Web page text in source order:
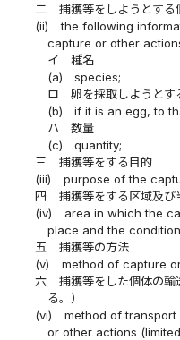
二
捕獲等をしようとす
(ii)
the following
capture or other
イ
種名
(a)
species;
ロ
卵を採取しようとす
(b)
if it is an egg, to
ハ
数量
(c)
quantity;
三
捕獲等をする目的
(iii)
purpose of the
四
捕獲等をする区域及び
(iv)
area in which the
place and the
五
捕獲等の方法
(v)
method of capture
六
捕獲等をした個体の
る。）
(vi)
method of
or other actions